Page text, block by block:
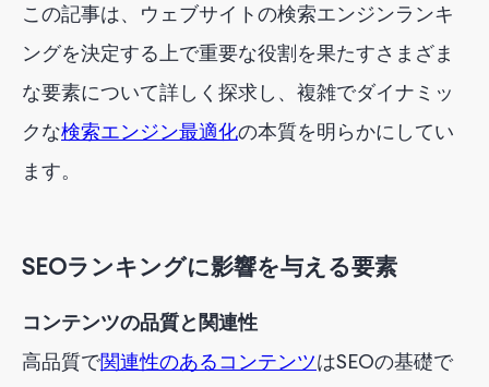
この記事は、ウェブサイトの検索エンジンランキ
ングを決定する上で重要な役割を果たすさまざま
な要素について詳しく探求し、複雑でダイナミッ
クな検索エンジン最適化の本質を明らかにしてい
ます。
SEOランキングに影響を与える要素
コンテンツの品質と関連性
高品質で関連性のあるコンテンツはSEOの基礎で